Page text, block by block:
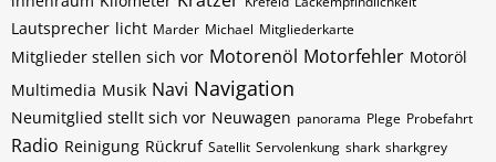
Lautsprecher licht Marder Michael Mitgliederkarte
Mitglieder stellen sich vor Motorenöl Motorfehler Motoröl
Multimedia Musik Navi Navigation
Neumitglied stellt sich vor Neuwagen panorama Plege Probefahrt
Radio Reinigung Rückruf Satellit Servolenkung shark sharkgrey